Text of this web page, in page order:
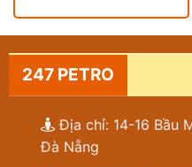
247 PETRO
Địa chỉ: 14-16 Bầu
Đà Nẵng